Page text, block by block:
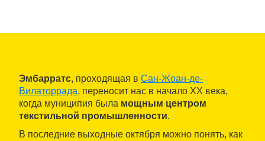
Эмбарратс, проходящая в Сан-Жоан-де-
Вилаторрада, переносит нас в начало XX века,
когда муниципия была мощным центром
текстильной промышленности.
В последние выходные октября можно понять, как